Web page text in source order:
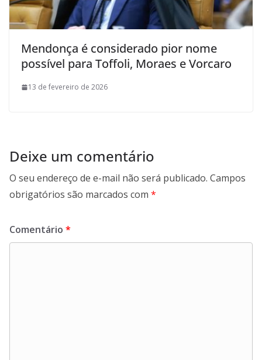
Mendonça é considerado pior nome
possível para Toffoli, Moraes e Vorcaro
13 de fevereiro de 2026
Deixe um comentário
O seu endereço de e-mail não será publicado. Campos
obrigatórios são marcados com *
Comentário *